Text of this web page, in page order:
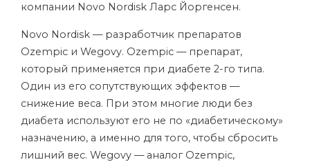
компании Novo Nordisk Ларс Йоргенсен.
Novo Nordisk — разработчик препаратов
Ozempic и Wegovy. Ozempic — препарат,
который применяется при диабете 2-го типа.
Один из его сопутствующих эффектов —
снижение веса. При этом многие люди без
диабета используют его не по «диабетическому»
назначению, а именно для того, чтобы сбросить
лишний вес. Wegovy — аналог Ozempic,